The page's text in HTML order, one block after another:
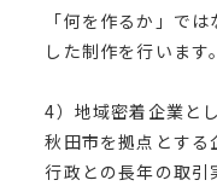
「何を作るか」で
した制作を行います。
4）地域密着企業と
秋田市を拠点とする
行政との長年の取引